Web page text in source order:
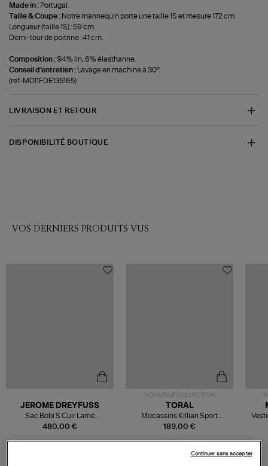
Made in : Portugal.
Taille & Coupe : Notre mannequin porte une taille 1S et mesure 172 cm.
Longueur (taille 1S) : 59 cm.
Demi-tour de poitrine : 41 cm.
Composition : 94% lin, 6% élasthanne.
Conseil d'entretien :
Lavage en machine à 30°.
(ref-M011FDE135165)
LIVRAISON ET RETOUR
DISPONIBILITÉ BOUTIQUE
VOS DERNIERS PRODUITS VUS
480,00 €
JEROME DREYFUSS
Sac Bobi S Cuir Lamé
Champagne
NOUVELLE COLLECTION
189,00 €
TORAL
Mocassins Killian Sport
Mousse
Continuer sans accepter